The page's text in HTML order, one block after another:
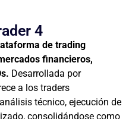
4
de trading
financieros,
Desarrollada por
a los traders
técnico, ejecución de
consolidándose como